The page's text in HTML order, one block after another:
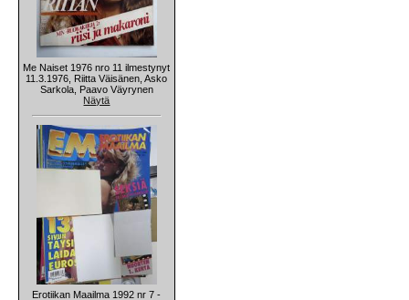
Me Naiset 1976 nro 11 ilmestynyt
11.3.1976, Riitta Väisänen, Asko
Sarkola, Paavo Väyrynen
Näytä
Erotiikan Maailma 1992 nr 7 -